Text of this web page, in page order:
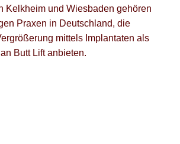
Kelkheim und Wiesbaden gehören
Praxen in Deutschland, die
mittels Implantaten als
Butt Lift anbieten.